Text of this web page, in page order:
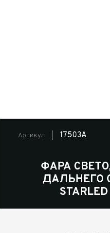
Артикул 17503A
ФАРА
ДАЛЬНЕГО